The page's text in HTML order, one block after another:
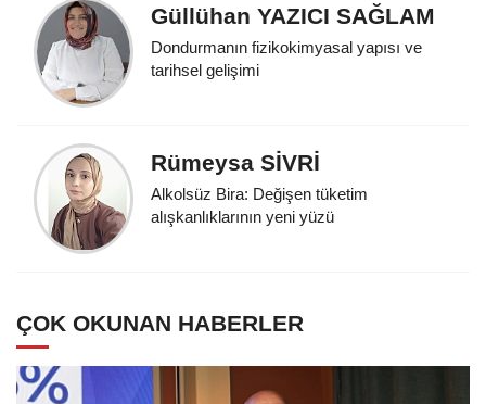
Güllühan YAZICI SAĞLAM
Dondurmanın fizikokimyasal yapısı ve
tarihsel gelişimi
Rümeysa SİVRİ
Alkolsüz Bira: Değişen tüketim
alışkanlıklarının yeni yüzü
ÇOK OKUNAN HABERLER